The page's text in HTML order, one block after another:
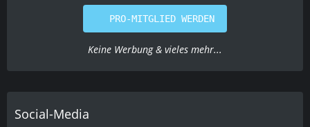
PRO-MITGLIED WERDEN
Keine Werbung & vieles mehr...
Social-Media